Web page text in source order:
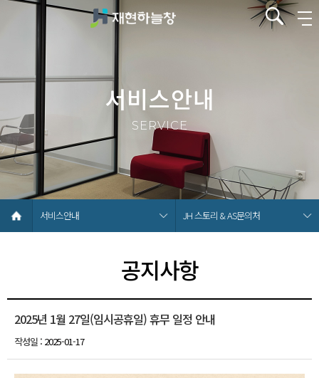
서비스안내
SERVICE
서비스안내 JH 스토리 & AS문의처
공지사항
2025년 1월 27일(임시공휴일) 휴무 일정 안내
작성일 : 2025-01-17